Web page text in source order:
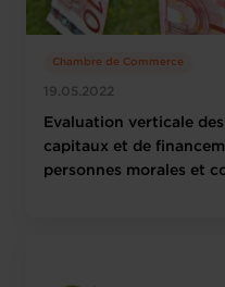
19.05.2022
Chambre de Commerce
Evaluation verticale
capitaux et de
personnes morales et